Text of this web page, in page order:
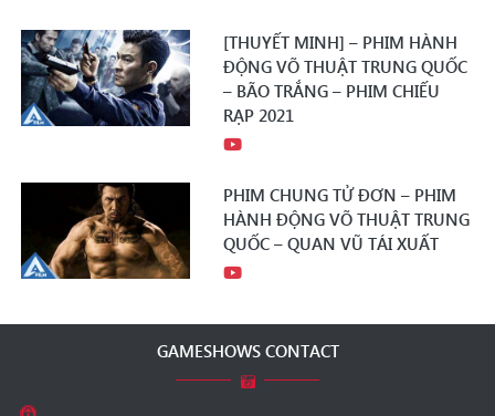
[THUYẾT MINH] – PHIM HÀNH
ĐỘNG VÕ THUẬT TRUNG QUỐC
– BÃO TRẮNG – PHIM CHIẾU
RẠP 2021
PHIM CHUNG TỬ ĐƠN – PHIM
HÀNH ĐỘNG VÕ THUẬT TRUNG
QUỐC – QUAN VŨ TÁI XUẤT
GAMESHOWS CONTACT